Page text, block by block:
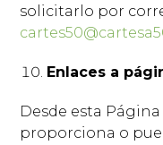
solicitarlo por
Enlaces a
Desde esta Página
proporciona o